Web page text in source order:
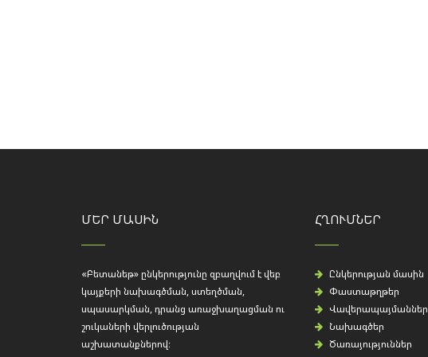
ՄԵՐ ՄԱՍԻՆ
«Բետանեթ» ընկերությունը զբաղվում է վեբ
կայքերի նախագծման, ստեղծման,
սպասարկման, դրանց առաջխաղացման ու
շուկաների վերլուծության
աշխատանքներով։
ՀՂՈՒՄՆԵՐ
Ընկերության մասին
Փաստաթղթեր
Վավերապայմաններ
Նախագծեր
Ծառայություններ